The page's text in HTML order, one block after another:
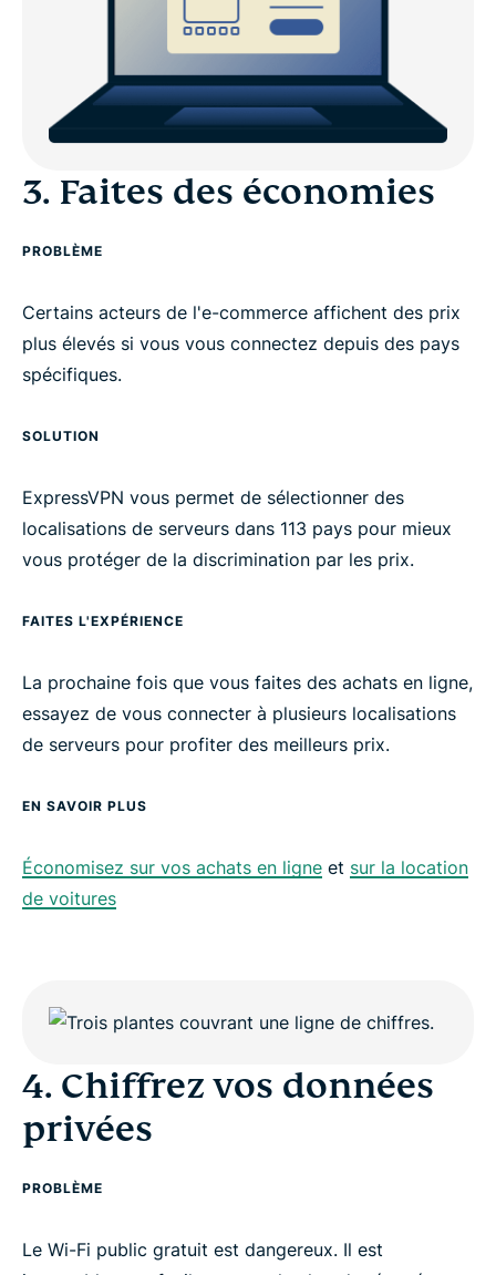
3. Faites des économies
PROBLÈME
Certains acteurs de l'e-commerce affichent des prix
plus élevés si vous vous connectez depuis des pays
spécifiques.
SOLUTION
ExpressVPN vous permet de sélectionner des
localisations de serveurs dans 113 pays pour mieux
vous protéger de la discrimination par les prix.
FAITES L'EXPÉRIENCE
La prochaine fois que vous faites des achats en ligne,
essayez de vous connecter à plusieurs localisations
de serveurs pour profiter des meilleurs prix.
EN SAVOIR PLUS
Économisez sur vos achats en ligne et sur la location
de voitures
4. Chiffrez vos données
privées
PROBLÈME
Le Wi-Fi public gratuit est dangereux. Il est